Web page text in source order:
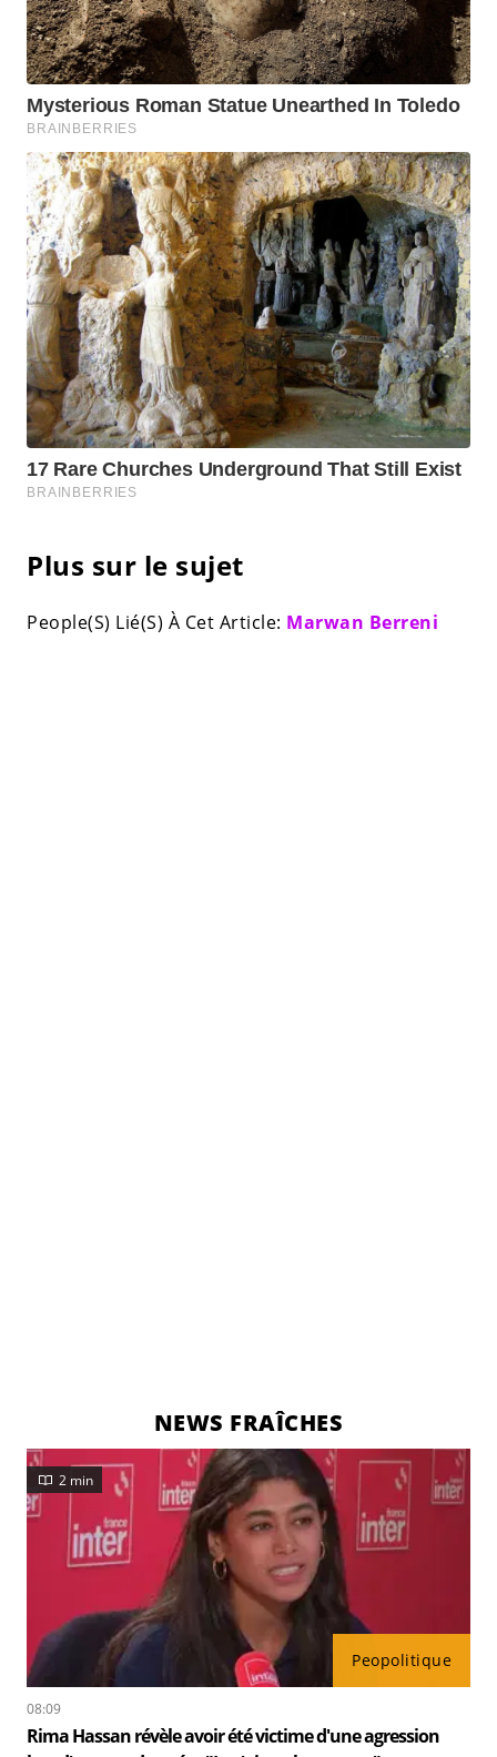
Plus sur le sujet
People(S) Lié(S) À Cet Article: Marwan Berreni
NEWS FRAÎCHES
Peopolitique
2 min
08:09
Rima Hassan révèle avoir été victime d'une agression